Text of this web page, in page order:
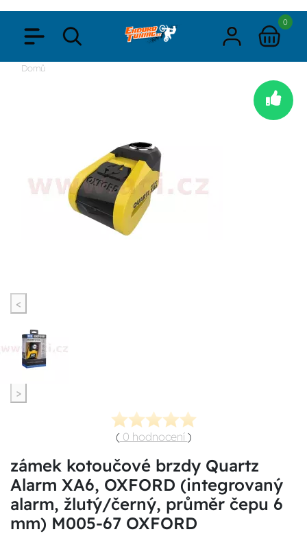
0
Domů
<
>
( 0 hodnocení )
zámek kotoučové brzdy Quartz
Alarm XA6, OXFORD (integrovaný
alarm, žlutý/černý, průměr čepu 6
mm) M005-67 OXFORD